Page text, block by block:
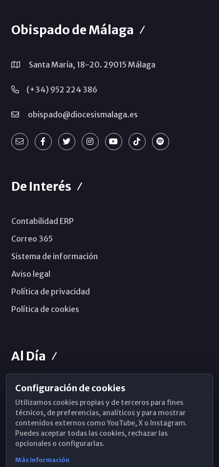
Obispado de Málaga
Santa María, 18-20. 29015 Málaga
(+34) 952 224 386
obispado@diocesismalaga.es
De Interés
Contabilidad ERP
Correo 365
Sistema de información
Aviso legal
Política de privacidad
Política de cookies
Al Día
Horarios de Misa
Hemeroteca
WhatsApp
Configuración de cookies
Utilizamos cookies propias y de terceros para fines
técnicos, de preferencias, analíticos y para mostrar
contenidos externos como YouTube, X o Instagram.
Puedes aceptar todas las cookies, rechazar las
opcionales o configurarlas.
Más información